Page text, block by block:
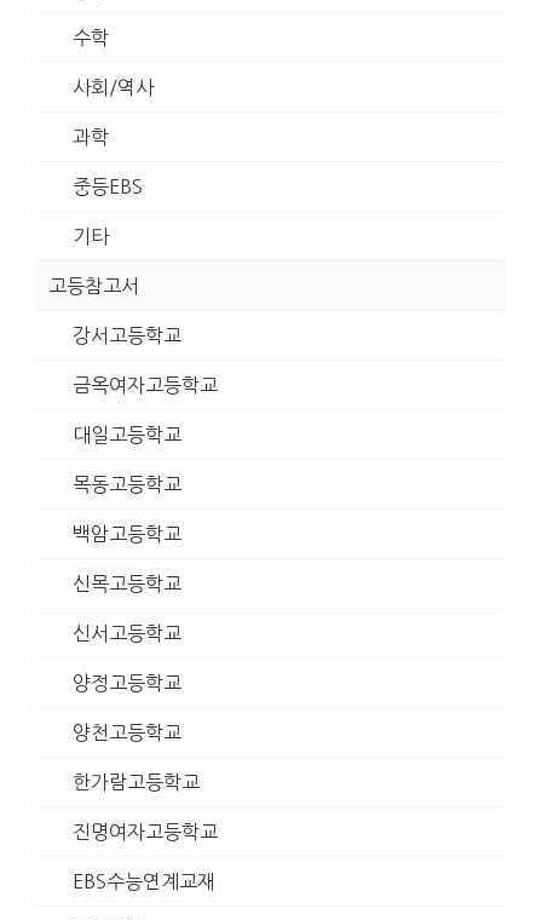
수학
사회/역사
과학
중등EBS
기타
고등참고서
강서고등학교
금옥여자고등학교
대일고등학교
목동고등학교
백암고등학교
신목고등학교
신서고등학교
양정고등학교
양천고등학교
한가람고등학교
진명여자고등학교
EBS수능연계교재